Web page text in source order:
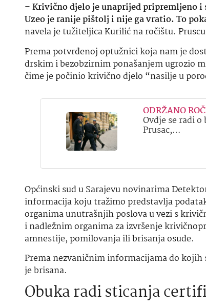
–Krivično djelo je unaprijed pripremljeno i
Uzeo je ranije pištolj i nije ga vratio. To
navela je tužiteljica Kurilić na ročištu.
Prema potvrđenoj optužnici koja nam je
drskim i bezobzirnim ponašanjem ugrozio
čime je počinio krivično djelo “nasilje u
ODRŽANO
Ovdje se radi
Prusac,…
Općinski sud u Sarajevu novinarima
informacija koju tražimo predstavlja
organima unutrašnjih poslova u vezi s
i nadležnim organima za izvršenje
amnestije, pomilovanja ili brisanja osude.
Prema nezvaničnim informacijama do kojih
je brisana.
Obuka radi sticanja